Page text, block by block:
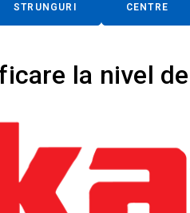
STRUNGURI CENTRE
la nivel